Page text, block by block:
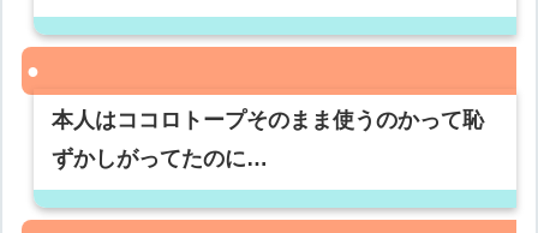
本人はココロトープそのまま使うのかって恥
ずかしがってたのに…